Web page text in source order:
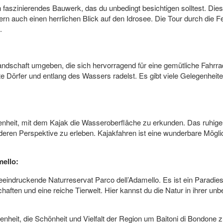
Bauwerk, das du unbedingt besichtigen solltest.
auch einen herrlichen Blick auf den Idrosee. Die Tour durch die
umgeben, die sich hervorragend für eine gemütliche
Dörfer und entlang des Wassers radelst. Es gibt viele
mit dem Kajak die Wasseroberfläche zu erkunden. Das
Perspektive zu erleben. Kajakfahren ist eine wunderbare
Naturreservat Parco dell’Adamello. Es ist ein
und eine reiche Tierwelt. Hier kannst du die Natur in ihrer
die Schönheit und Vielfalt der Region um Baitoni di Bondone